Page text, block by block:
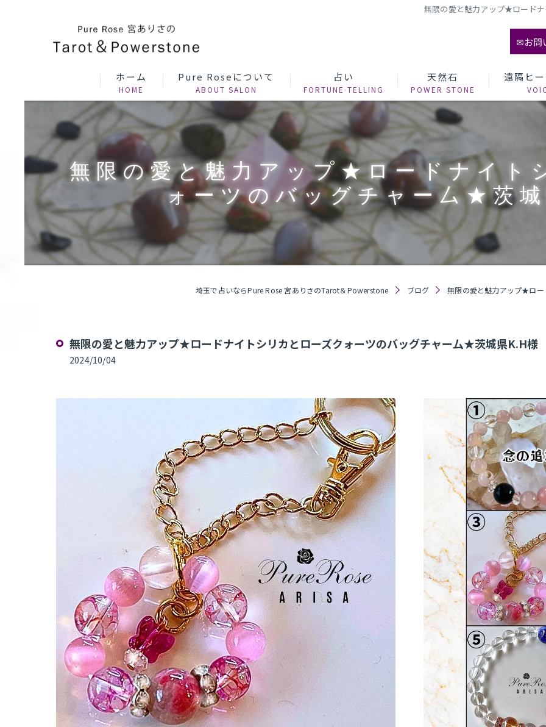
無限の愛と魅力アップ★ロード
✉お問
ホーム Pure Roseについて 占い 天然石 遠隔ヒ
無限の愛と魅力アップ★ロードナイト
ォーツのバッグチャー厶★茨
埼玉で占いならPure Rose 宮ありさのTarot＆Powerstone ブログ 無限の愛と魅力アップ★ロ
無限の愛と魅力アップ★ロードナイトシリカとローズクォーツのバッグチャー厶★茨城県K.H様
2024/10/04